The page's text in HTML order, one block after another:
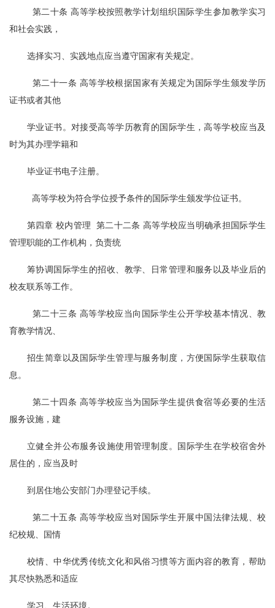
  第二十条 高等学校按照教学计划组织国际学生参加教学实习
和社会实践，
选择实习、实践地点应当遵守国家有关规定。
  第二十一条 高等学校根据国家有关规定为国际学生颁发学历
证书或者其他
学业证书。对接受高等学历教育的国际学生，高等学校应当及
时为其办理学籍和
毕业证书电子注册。
  高等学校为符合学位授予条件的国际学生颁发学位证书。
第四章 校内管理  第二十二条 高等学校应当明确承担国际学生
管理职能的工作机构，负责统
筹协调国际学生的招收、教学、日常管理和服务以及毕业后的
校友联系等工作。
  第二十三条 高等学校应当向国际学生公开学校基本情况、教
育教学情况、
招生简章以及国际学生管理与服务制度，方便国际学生获取信
息。
  第二十四条 高等学校应当为国际学生提供食宿等必要的生活
服务设施，建
立健全并公布服务设施使用管理制度。国际学生在学校宿舍外
居住的，应当及时
到居住地公安部门办理登记手续。
  第二十五条 高等学校应当对国际学生开展中国法律法规、校
纪校规、国情
校情、中华优秀传统文化和风俗习惯等方面内容的教育，帮助
其尽快熟悉和适应
学习、生活环境。